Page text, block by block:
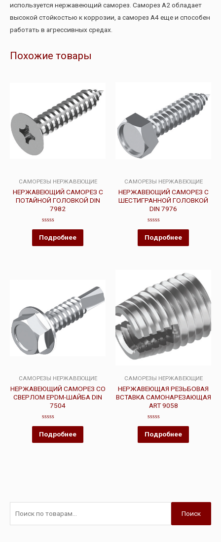
используется нержавеющий саморез. Саморез А2 обладает
высокой стойкостью к коррозии, а саморез А4 еще и способен
работать в агрессивных средах.
Похожие товары
САМОРЕЗЫ НЕРЖАВЕЮЩИЕ
НЕРЖАВЕЮЩИЙ САМОРЕЗ С
ПОТАЙНОЙ ГОЛОВКОЙ DIN
7982
Оценка
0
из
5
Подробнее
САМОРЕЗЫ НЕРЖАВЕЮЩИЕ
НЕРЖАВЕЮЩИЙ САМОРЕЗ С
ШЕСТИГРАННОЙ ГОЛОВКОЙ
DIN 7976
Оценка
0
из
5
Подробнее
САМОРЕЗЫ НЕРЖАВЕЮЩИЕ
НЕРЖАВЕЮЩИЙ САМОРЕЗ СО
СВЕРЛОМ EPDM-ШАЙБА DIN
7504
Оценка
0
из
5
Подробнее
САМОРЕЗЫ НЕРЖАВЕЮЩИЕ
НЕРЖАВЕЮЩАЯ РЕЗЬБОВАЯ
ВСТАВКА САМОНАРЕЗАЮЩАЯ
ART 9058
Оценка
0
из
5
Подробнее
Поиск